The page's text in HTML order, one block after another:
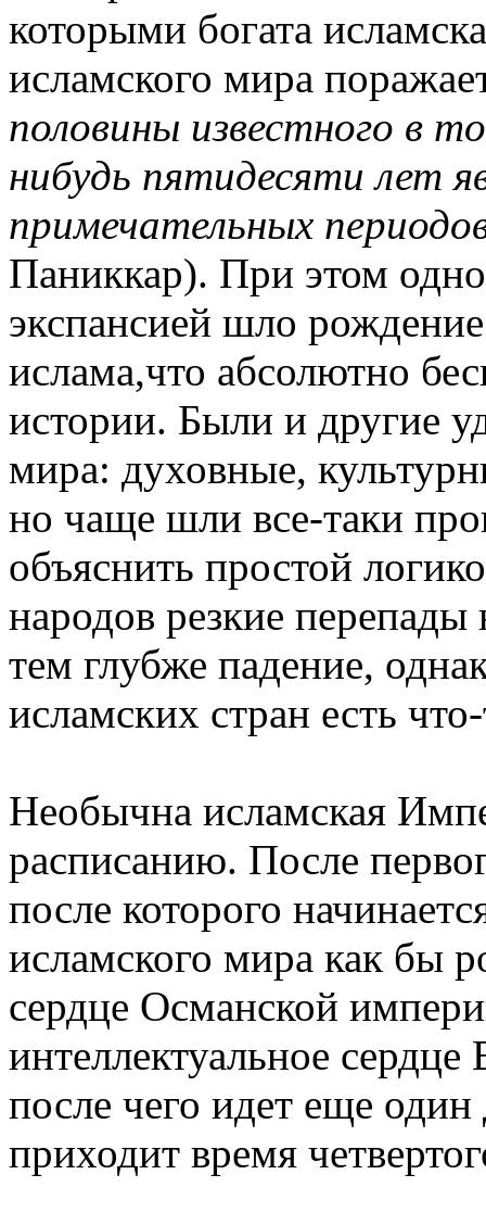
которыми богата
исламского мира
половины известного в
нибудь пятидесяти лет
примечательных
Паниккар). При этом
экспансией шло
ислама,что абсолютно
истории. Были и другие
мира: духовные,
но чаще шли все-таки
объяснить простой
народов резкие
тем глубже падение,
исламских стран есть
Необычна исламская
расписанию. После
после которого
исламского мира как бы
сердце Османской
интеллектуальное
после чего идет еще
приходит время